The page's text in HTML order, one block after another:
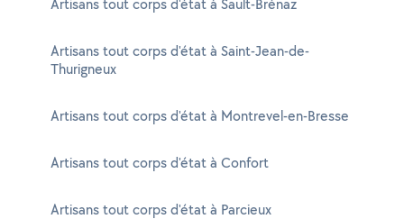
Artisans tout corps d'état à Sault-Brénaz
Artisans tout corps d'état à Saint-Jean-de-
Thurigneux
Artisans tout corps d'état à Montrevel-en-Bresse
Artisans tout corps d'état à Confort
Artisans tout corps d'état à Parcieux